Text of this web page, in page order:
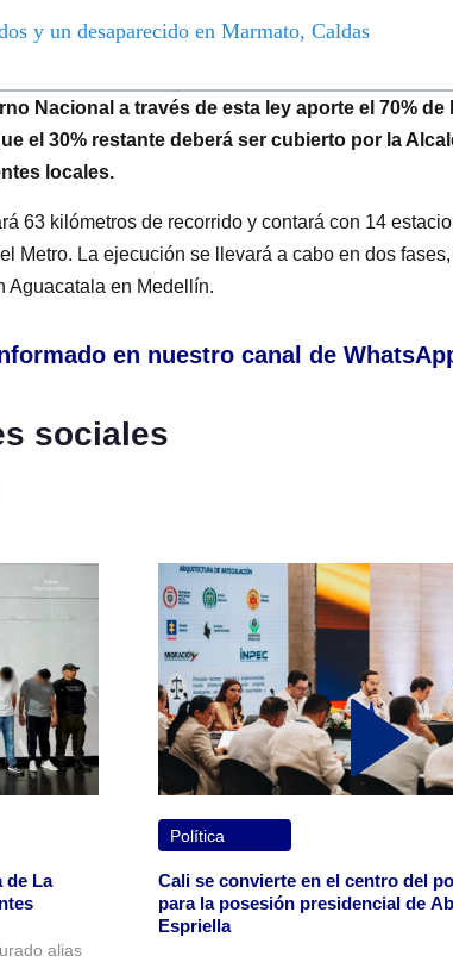
y un desaparecido en Marmato, Caldas
Nacional a través de esta ley aporte el 70%
el 30% restante deberá ser cubierto por la
locales.
63 kilómetros de recorrido y contará con 14
Metro. La ejecución se llevará a cabo en dos
Aguacatala en Medellín.
en nuestro canal de
sociales
de La
alias
Política
Cali se convierte en el centro del
para la posesión presidencial de
Espriella